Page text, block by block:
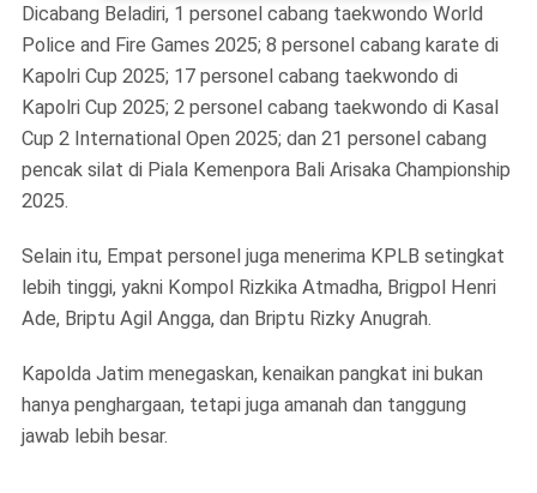
Dicabang Beladiri, 1 personel cabang taekwondo World
Police and Fire Games 2025; 8 personel cabang karate di
Kapolri Cup 2025; 17 personel cabang taekwondo di
Kapolri Cup 2025; 2 personel cabang taekwondo di Kasal
Cup 2 International Open 2025; dan 21 personel cabang
pencak silat di Piala Kemenpora Bali Arisaka Championship
2025.
Selain itu, Empat personel juga menerima KPLB setingkat
lebih tinggi, yakni Kompol Rizkika Atmadha, Brigpol Henri
Ade, Briptu Agil Angga, dan Briptu Rizky Anugrah.
Kapolda Jatim menegaskan, kenaikan pangkat ini bukan
hanya penghargaan, tetapi juga amanah dan tanggung
jawab lebih besar.